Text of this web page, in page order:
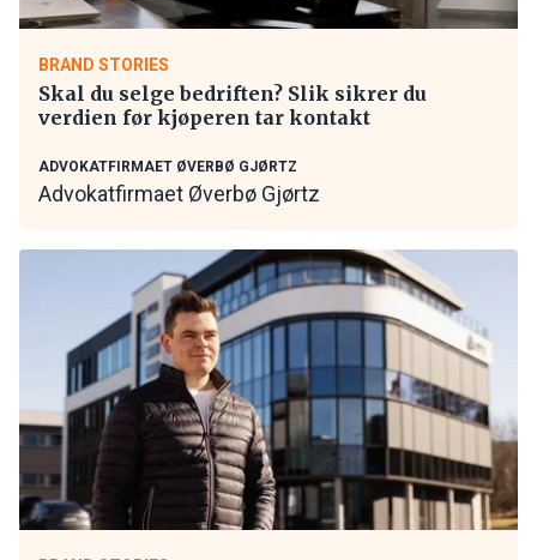
BRAND STORIES
Skal du selge bedriften? Slik sikrer du
verdien før kjøperen tar kontakt
ADVOKATFIRMAET ØVERBØ GJØRTZ
Advokatfirmaet Øverbø Gjørtz